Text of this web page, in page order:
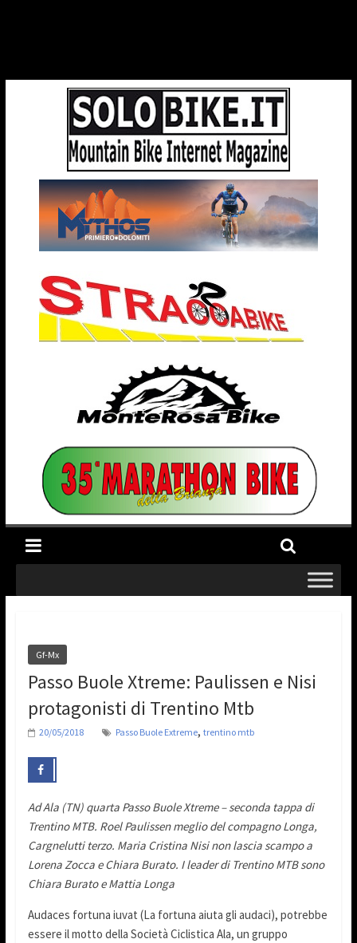
Gf-Mx
Passo Buole Xtreme: Paulissen e Nisi
protagonisti di Trentino Mtb
20/05/2018 Passo Buole Extreme, trentino mtb
Ad Ala (TN) quarta Passo Buole Xtreme – seconda tappa di
Trentino MTB. Roel Paulissen meglio del compagno Longa,
Cargnelutti terzo. Maria Cristina Nisi non lascia scampo a
Lorena Zocca e Chiara Burato. I leader di Trentino MTB sono
Chiara Burato e Mattia Longa
Audaces fortuna iuvat (La fortuna aiuta gli audaci), potrebbe
essere il motto della Società Ciclistica Ala, un gruppo